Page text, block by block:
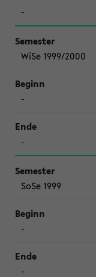
-
WiSe 1999/2000
-
-
SoSe 1999
-
-